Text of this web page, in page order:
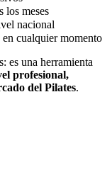
los meses
nacional
cualquier momento
es una herramienta
profesional,
del Pilates.